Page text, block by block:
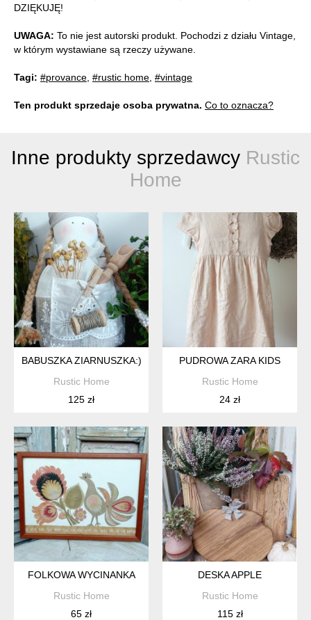
DZIĘKUJĘ!
UWAGA: To nie jest autorski produkt. Pochodzi z działu Vintage,
w którym wystawiane są rzeczy używane.
Tagi: #provance #rustic home #vintage
Ten produkt sprzedaje osoba prywatna. Co to oznacza?
Inne produkty sprzedawcy Rustic
Home
BABUSZKA ZIARNUSZKA:)
Rustic Home
125 zł
PUDROWA ZARA KIDS
Rustic Home
24 zł
FOLKOWA WYCINANKA
Rustic Home
65 zł
DESKA APPLE
Rustic Home
115 zł